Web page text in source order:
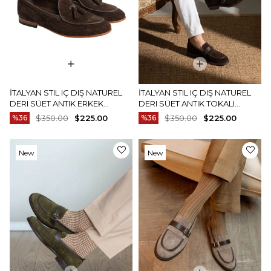
İTALYAN STIL IÇ DIŞ NATUREL
DERI SÜET ANTIK ERKEK
AYAKKABI KAHVERENGI
T15209-03
%36 $225.00
$350.00
İTALYAN STIL IÇ DIŞ NATUREL
DERI SÜET ANTIK TOKALI
ERKEK AYAKKABI KAHVERENGI
T15210-03
%36 $225.00
$350.00
New
New
Item